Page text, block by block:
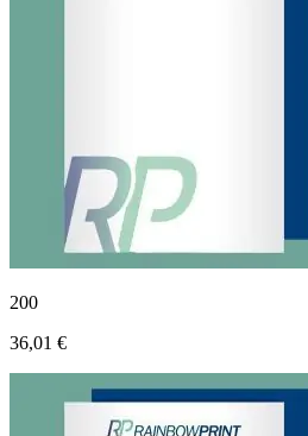
200
36,01 €